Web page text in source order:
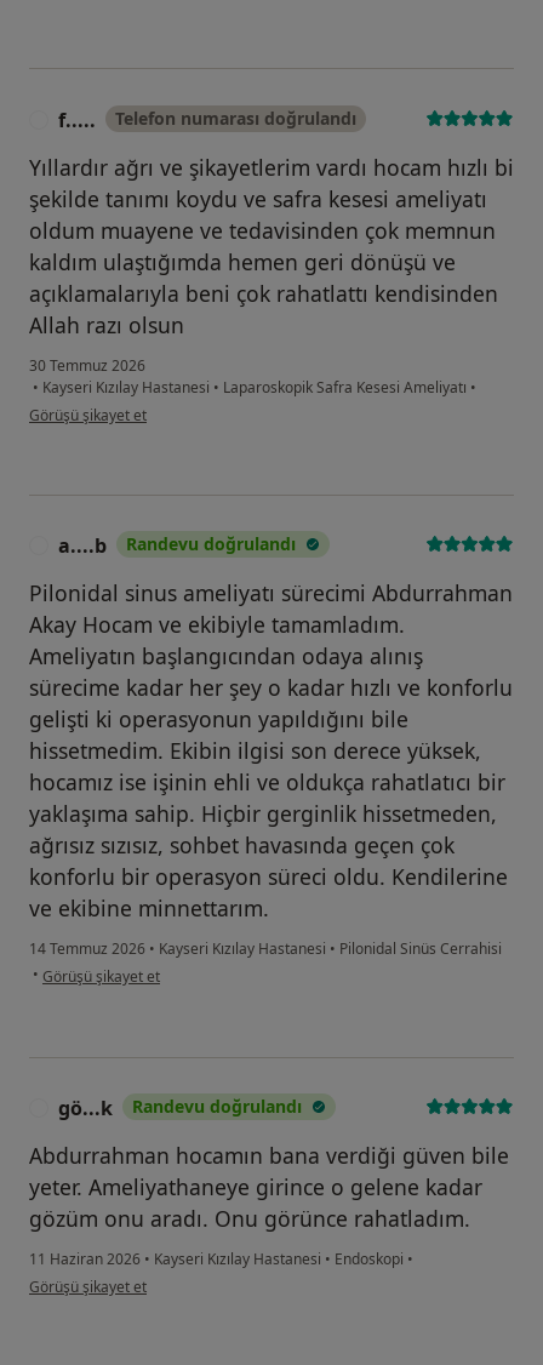
f..... Telefon numarası doğrulandı
Yıllardır ağrı ve şikayetlerim vardı hocam hızlı bi
şekilde tanımı koydu ve safra kesesi ameliyatı
oldum muayene ve tedavisinden çok memnun
kaldım ulaştığımda hemen geri dönüşü ve
açıklamalarıyla beni çok rahatlattı kendisinden
Allah razı olsun
30 Temmuz 2026
• Kayseri Kızılay Hastanesi • Laparoskopik Safra Kesesi Ameliyatı •
kullanıcının görüşüne göre f.....
Görüşü şikayet et
a....b Randevu doğrulandı
Pilonidal sinus ameliyatı sürecimi Abdurrahman
Akay Hocam ve ekibiyle tamamladım.
Ameliyatın başlangıcından odaya alınış
sürecime kadar her şey o kadar hızlı ve konforlu
gelişti ki operasyonun yapıldığını bile
hissetmedim. Ekibin ilgisi son derece yüksek,
hocamız ise işinin ehli ve oldukça rahatlatıcı bir
yaklaşıma sahip. Hiçbir gerginlik hissetmeden,
ağrısız sızısız, sohbet havasında geçen çok
konforlu bir operasyon süreci oldu. Kendilerine
ve ekibine minnettarım.
14 Temmuz 2026 • Kayseri Kızılay Hastanesi • Pilonidal Sinüs Cerrahisi
• kullanıcının görüşüne göre a....b
Görüşü şikayet et
gö...k Randevu doğrulandı
Abdurrahman hocamın bana verdiği güven bile
yeter. Ameliyathaneye girince o gelene kadar
gözüm onu aradı. Onu görünce rahatladım.
11 Haziran 2026 • Kayseri Kızılay Hastanesi • Endoskopi •
kullanıcının görüşüne göre gö...k
Görüşü şikayet et